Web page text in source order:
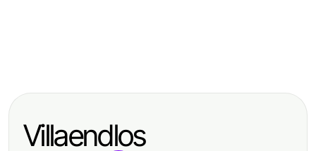
Lektionen von Branchenprofis für
Was ist ein Carport und warum ist
Villaendlos